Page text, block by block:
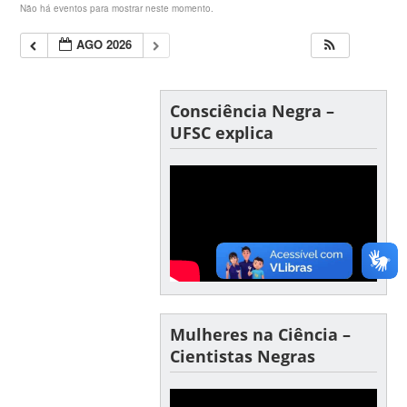
Não há eventos para mostrar neste momento.
AGO 2026
Consciência Negra –
UFSC explica
Mulheres na Ciência –
Cientistas Negras